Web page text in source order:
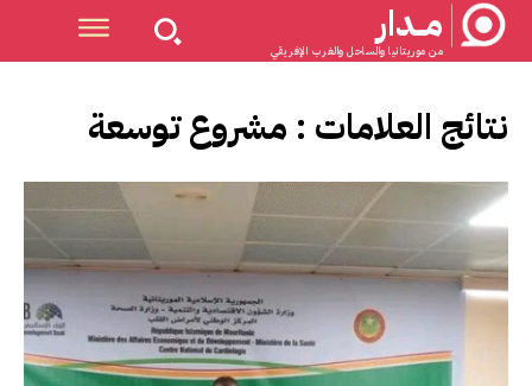
مــدار
من موريتانيا والساحل والغرب الإفريقي
نتائج العلامات : مشروع توسعة